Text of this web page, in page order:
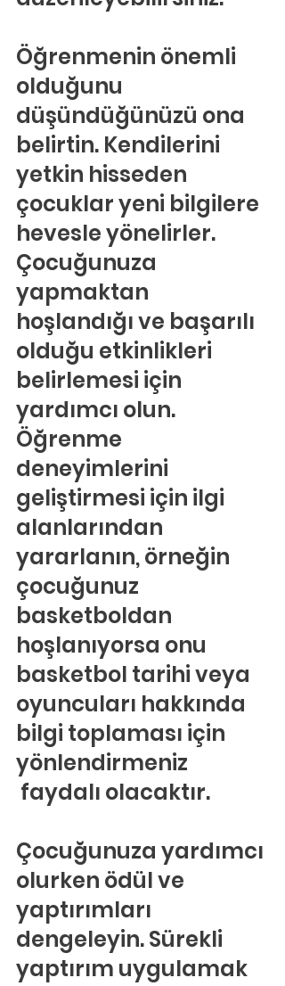
Öğrenmenin önemli
olduğunu
düşündüğünüzü ona
belirtin. Kendilerini
yetkin hisseden
çocuklar yeni bilgilere
hevesle yönelirler.
Çocuğunuza
yapmaktan
hoşlandığı ve başarılı
olduğu etkinlikleri
belirlemesi için
yardımcı olun.
Öğrenme
deneyimlerini
geliştirmesi için ilgi
alanlarından
yararlanın, örneğin
çocuğunuz
basketboldan
hoşlanıyorsa onu
basketbol tarihi veya
oyuncuları hakkında
bilgi toplaması için
yönlendirmeniz
faydalı olacaktır.
Çocuğunuza yardımcı
olurken ödül ve
yaptırımları
dengeleyin. Sürekli
yaptırım uygulamak